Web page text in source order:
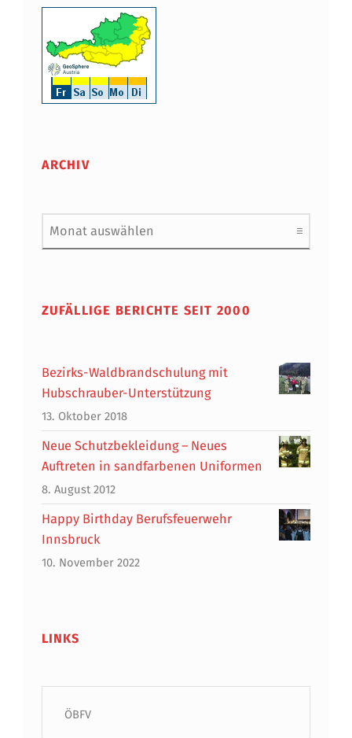
ARCHIV
Archiv
ZUFÄLLIGE BERICHTE SEIT 2000
Bezirks-Waldbrandschulung mit
Hubschrauber-Unterstützung
13. Oktober 2018
Neue Schutzbekleidung – Neues
Auftreten in sandfarbenen Uniformen
8. August 2012
Happy Birthday Berufsfeuerwehr
Innsbruck
10. November 2022
LINKS
ÖBFV